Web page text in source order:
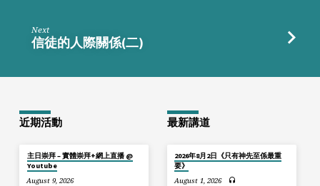
Next
信徒的人際關係(二)
近期活動
主日崇拜 – 實體崇拜+網上直播 @
Youtube
August 9, 2026
最新講道
2026年8月2日《只有神先至係最重
要》
August 1, 2026